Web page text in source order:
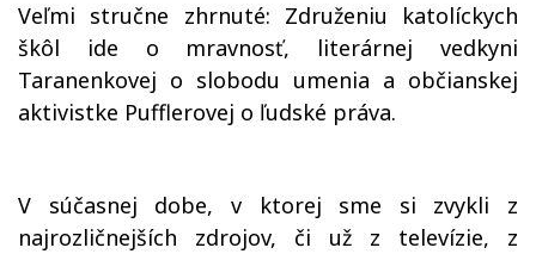
Veľmi stručne zhrnuté: Združeniu katolíckych
škôl ide o mravnosť, literárnej vedkyni
Taranenkovej o slobodu umenia a občianskej
aktivistke Pufflerovej o ľudské práva.
V súčasnej dobe, v ktorej sme si zvykli z
najrozličnejších zdrojov, či už z televízie, z